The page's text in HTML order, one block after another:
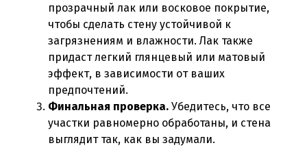
прозрачный лак или восковое покрытие,
чтобы сделать стену устойчивой к
загрязнениям и влажности. Лак также
придаст легкий глянцевый или матовый
эффект, в зависимости от ваших
предпочтений.
Финальная проверка. Убедитесь, что все
участки равномерно обработаны, и стена
выглядит так, как вы задумали.